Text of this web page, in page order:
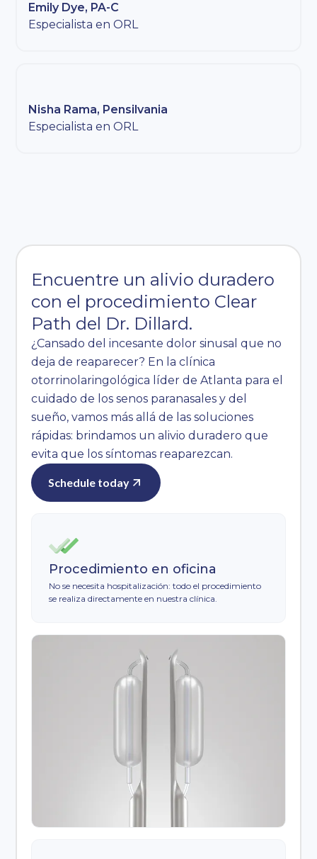
Emily Dye, PA-C
Especialista en ORL
Nisha Rama, Pensilvania
Especialista en ORL
Encuentre un alivio duradero
con el procedimiento Clear
Path del Dr. Dillard.
¿Cansado del incesante dolor sinusal que no
deja de reaparecer? En la clínica
otorrinolaringológica líder de Atlanta para el
cuidado de los senos paranasales y del
sueño, vamos más allá de las soluciones
rápidas: brindamos un alivio duradero que
evita que los síntomas reaparezcan.
Schedule today
Procedimiento en oficina
No se necesita hospitalización: todo el procedimiento
se realiza directamente en nuestra clínica.